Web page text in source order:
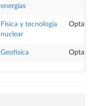
energías
Física y tecnología
nuclear
Geofísica